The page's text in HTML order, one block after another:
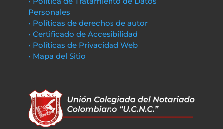
Personales
• Políticas de derechos de autor
• Certificado de Accesibilidad
• Políticas de Privacidad Web
• Mapa del Sitio